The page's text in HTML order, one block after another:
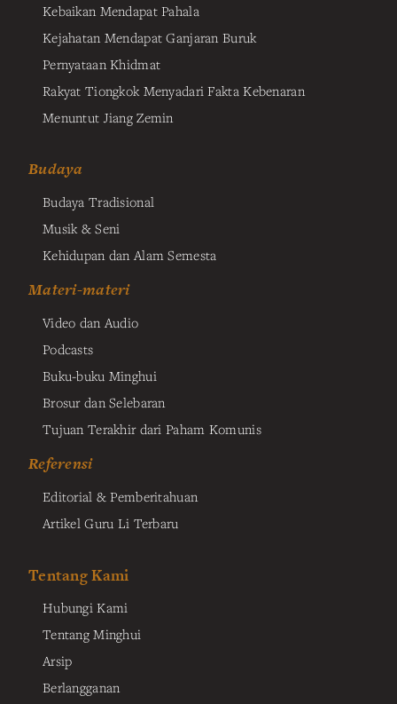
Kebaikan Mendapat Pahala
Kejahatan Mendapat Ganjaran Buruk
Pernyataan Khidmat
Rakyat Tiongkok Menyadari Fakta Kebenaran
Menuntut Jiang Zemin
Budaya
Budaya Tradisional
Musik & Seni
Kehidupan dan Alam Semesta
Materi-materi
Video dan Audio
Podcasts
Buku-buku Minghui
Brosur dan Selebaran
Tujuan Terakhir dari Paham Komunis
Referensi
Editorial & Pemberitahuan
Artikel Guru Li Terbaru
Tentang Kami
Hubungi Kami
Tentang Minghui
Arsip
Berlangganan